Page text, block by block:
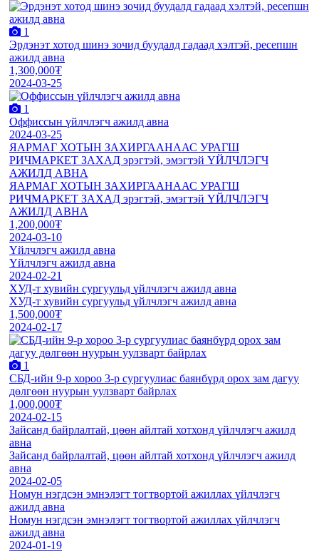
1
Эрдэнэт хотод шинэ зочид буудалд гадаад хэлтэй, ресепшн
ажилд авна
1,300,000₮
2024-03-25
1
Оффиссын үйлчлэгч ажилд авна
2024-03-25
ЯАРМАГ ХОТЫН ЗАХИРГААНААС УРАГШ
РИЧМАРКЕТ ЗАХАД эрэгтэй, эмэгтэй ҮЙЛЧЛЭГЧ
АЖИЛД АВНА
ЯАРМАГ ХОТЫН ЗАХИРГААНААС УРАГШ
РИЧМАРКЕТ ЗАХАД эрэгтэй, эмэгтэй ҮЙЛЧЛЭГЧ
АЖИЛД АВНА
1,200,000₮
2024-03-10
Үйлчлэгч ажилд авна
Үйлчлэгч ажилд авна
2024-02-21
ХУД-т хувийн сургуульд үйлчлэгч ажилд авна
ХУД-т хувийн сургуульд үйлчлэгч ажилд авна
1,500,000₮
2024-02-17
1
СБД-ийн 9-р хороо 3-р сургуулиас баянбүрд орох зам дагуу
дөлгөөн нуурын уулзварт байрлах
1,000,000₮
2024-02-15
Зайсанд байрлалтай, цөөн айлтай хотхонд үйлчлэгч ажилд
авна
Зайсанд байрлалтай, цөөн айлтай хотхонд үйлчлэгч ажилд
авна
2024-02-05
Номун нэгдсэн эмнэлэгт тогтвортой ажиллах үйлчлэгч
ажилд авна
Номун нэгдсэн эмнэлэгт тогтвортой ажиллах үйлчлэгч
ажилд авна
2024-01-19